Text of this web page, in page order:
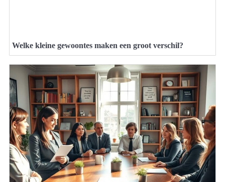
Welke kleine gewoontes maken een groot verschil?